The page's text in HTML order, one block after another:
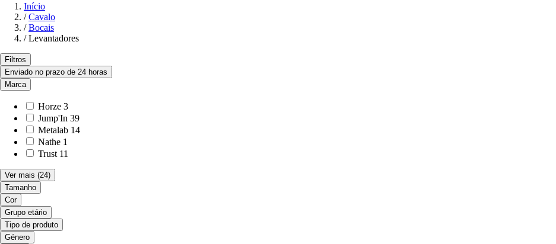
Início
/ Cavalo
/ Bocais
/ Levantadores
Filtros
Enviado no prazo de 24 horas
Marca
Horze 3
Jump'In 39
Metalab 14
Nathe 1
Trust 11
Ver mais (24)
Tamanho
Cor
Grupo etário
Tipo de produto
Género